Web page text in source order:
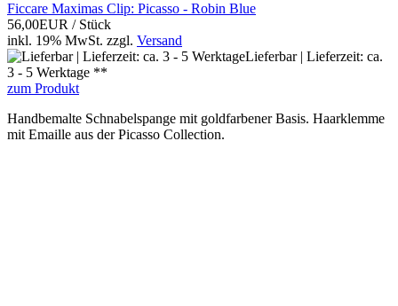
Ficcare Maximas Clip: Picasso - Robin Blue
56,00EUR / Stück
inkl. 19% MwSt. zzgl. Versand
Lieferbar | Lieferzeit: ca.
3 - 5 Werktage **
zum Produkt
Handbemalte Schnabelspange mit goldfarbener Basis. Haarklemme
mit Emaille aus der Picasso Collection.